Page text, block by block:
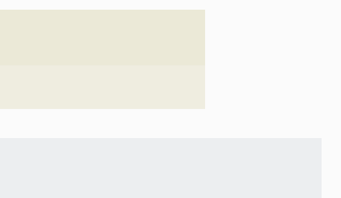
cours de la Seconde Guerre mondiale, le
1940, en particulier dans la Grande Rue où
le logis de la
en 1945 et aux marchandises en 1969.
Dubernay, usine des eaux